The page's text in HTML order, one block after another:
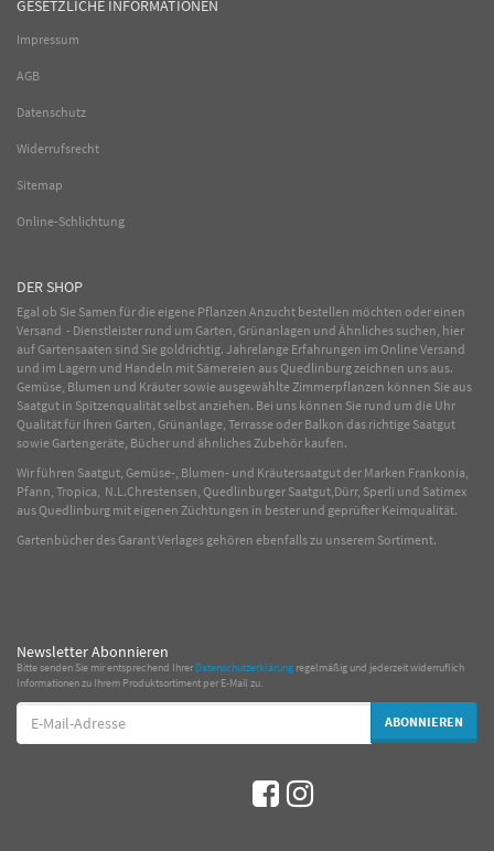
GESETZLICHE INFORMATIONEN
Impressum
AGB
Datenschutz
Widerrufsrecht
Sitemap
Online-Schlichtung
DER SHOP
Egal ob Sie Samen für die eigene Pflanzen Anzucht bestellen möchten oder einen
Versand - Dienstleister rund um Garten, Grünanlagen und Ähnliches suchen, hier
auf Gartensaaten sind Sie goldrichtig. Jahrelange Erfahrungen im OnlineVersand
und im Lagern und Handeln mit Sämereien aus Quedlinburg zeichnen uns aus.
Gemüse, Blumen und Kräuter sowie ausgewählteZimmerpflanzen können Sie aus
Saatgut in Spitzenqualität selbst anziehen. Bei uns können Sie rund um die Uhr
Qualität für Ihren Garten, Grünanlage, Terrasse oder Balkon das richtige Saatgut
sowie Gartengeräte, Bücher und ähnliches Zubehör kaufen.
Wir führen Saatgut, Gemüse-, Blumen- und Kräutersaatgut der Marken Frankonia,
Pfann, Tropica, N.L.Chrestensen, Quedlinburger Saatgut,Dürr, Sperli und Satimex
aus Quedlinburg mit eigenen Züchtungen in bester und geprüfter Keimqualität.
Gartenbücher des Garant Verlages gehören ebenfalls zu unserem Sortiment.
Newsletter Abonnieren
Bitte senden Sie mir entsprechend IhrerDatenschutzerklärung regelmäßig und jederzeit widerruflich
Informationen zu Ihrem Produktsortiment per E-Mail zu.
E-
Mail-
Adresse
ABONNIEREN